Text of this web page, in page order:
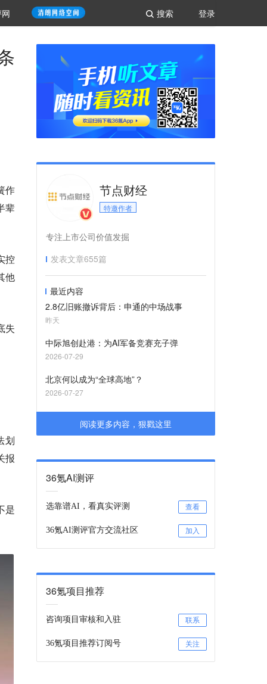
登录
搜索
作
辈
控
他
失
划
报
是
节点财经
特邀作者
专注上市公司价值发掘
发表文章655篇
最近内容
2.8亿旧账撤诉背后：申通的中场战事
昨天
中际旭创赴港：为AI军备竞赛充子弹
2026-07-29
北京何以成为“全球高地”？
2026-07-27
阅读更多内容，狠戳这里
36氪AI测评
选靠谱AI，看真实评测 查看
36氪AI测评官方交流社区 加入
36氪项目推荐
咨询项目审核和入驻 联系
36氪项目推荐订阅号 关注